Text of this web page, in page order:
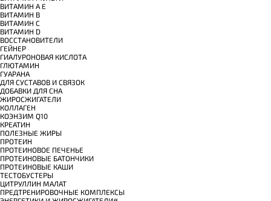
ВИТАМИН A E
ВИТАМИН B
ВИТАМИН C
ВИТАМИН D
ВОССТАНОВИТЕЛИ
ГЕЙНЕР
ГИАЛУРОНОВАЯ КИСЛОТА
ГЛЮТАМИН
ГУАРАНА
ДЛЯ СУСТАВОВ И СВЯЗОК
ДОБАВКИ ДЛЯ СНА
ЖИРОСЖИГАТЕЛИ
КОЛЛАГЕН
КОЭНЗИМ Q10
КРЕАТИН
ПОЛЕЗНЫЕ ЖИРЫ
ПРОТЕИН
ПРОТЕИНОВОЕ ПЕЧЕНЬЕ
ПРОТЕИНОВЫЕ БАТОНЧИКИ
ПРОТЕИНОВЫЕ КАШИ
ТЕСТОБУСТЕРЫ
ЦИТРУЛЛИН МАЛАТ
ПРЕДТРЕНИРОВОЧНЫЕ КОМПЛЕКСЫ